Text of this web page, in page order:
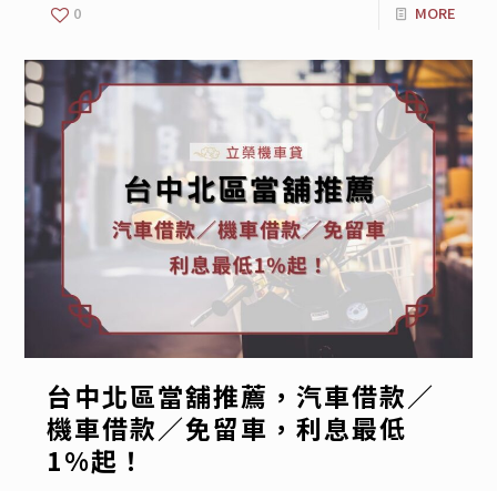
0 MORE
台中北區當舖推薦，汽車借款／
機車借款／免留車，利息最低
1%起！